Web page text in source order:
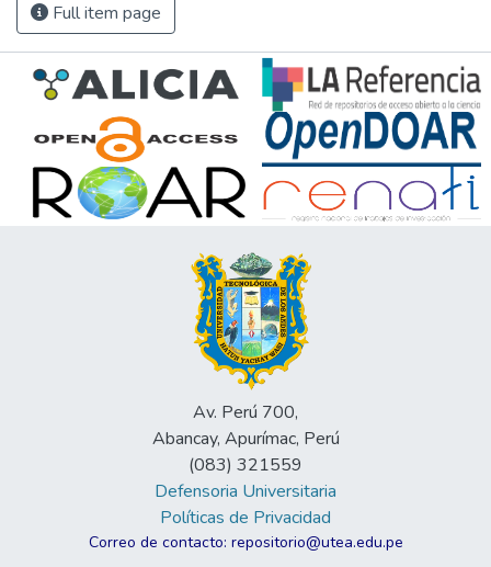
Full item page
Av. Perú 700,
Abancay, Apurímac, Perú
(083) 321559
Defensoria Universitaria
Políticas de Privacidad
Correo de contacto: repositorio@utea.edu.pe